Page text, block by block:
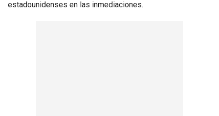
estadounidenses en las inmediaciones.